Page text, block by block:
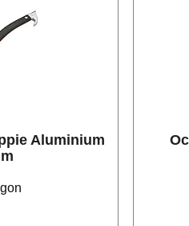
Aluminium